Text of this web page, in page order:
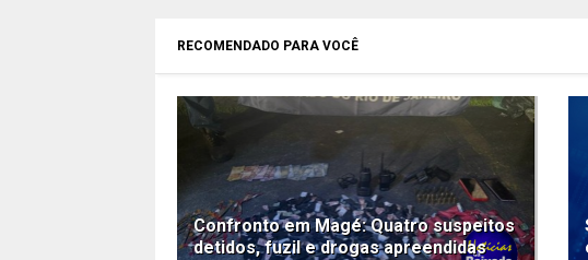
RECOMENDADO PARA VOCÊ
Confronto em Magé: Quatro suspeitos
detidos, fuzil e drogas apreendidas